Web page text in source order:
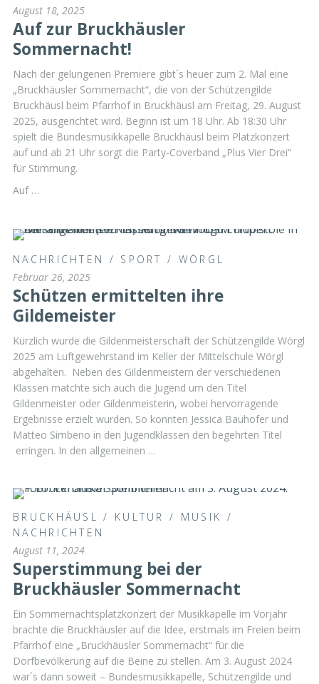
August 18, 2025
Auf zur Bruckhäusler
Sommernacht!
Nach der gelungenen Premiere gibt´s heuer zum 2. Mal eine
„Bruckhäusler Sommernacht“, die von der Schützengilde
Bruckhäusl beim Pfarrhof in Bruckhäusl am Freitag, 29. August
2025, ausgerichtet wird. Beginn ist um 18 Uhr. Ab 18:30 Uhr
spielt die Bundesmusikkapelle Bruckhäusl beim Platzkonzert
auf und ab 21 Uhr sorgt die Party-Coverband „Plus Vier Drei“
für Stimmung.
Auf …
NACHRICHTEN / SPORT / WÖRGL
Februar 26, 2025
Schützen ermittelten ihre
Gildemeister
Kürzlich wurde die Gildenmeisterschaft der Schützengilde Wörgl
2025 am Luftgewehrstand im Keller der Mittelschule Wörgl
abgehalten. Neben des Gildenmeistern der verschiedenen
Klassen matchte sich auch die Jugend um den Titel
Gildenmeister oder Gildenmeisterin, wobei hervorragende
Ergebnisse erzielt wurden. So konnten Jessica Bauhofer und
Matteo Simbeno in den Jugendklassen den begehrten Titel
erringen. In den allgemeinen …
BRUCKHÄUSL / KULTUR / MUSIK /
NACHRICHTEN
August 11, 2024
Superstimmung bei der
Bruckhäusler Sommernacht
Ein Sommernachtsplatzkonzert der Musikkapelle im Vorjahr
brachte die Bruckhäusler auf die Idee, erstmals im Freien beim
Pfarrhof eine „Bruckhäusler Sommernacht“ für die
Dorfbevölkerung auf die Beine zu stellen. Am 3. August 2024
war´s dann soweit – Bundesmusikkapelle, Schützengilde und